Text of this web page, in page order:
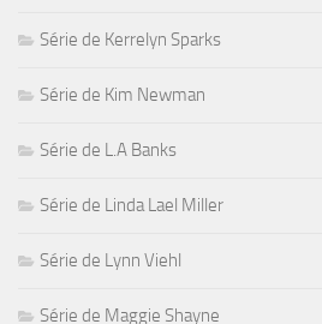
Série de Kerrelyn Sparks
Série de Kim Newman
Série de L.A Banks
Série de Linda Lael Miller
Série de Lynn Viehl
Série de Maggie Shayne